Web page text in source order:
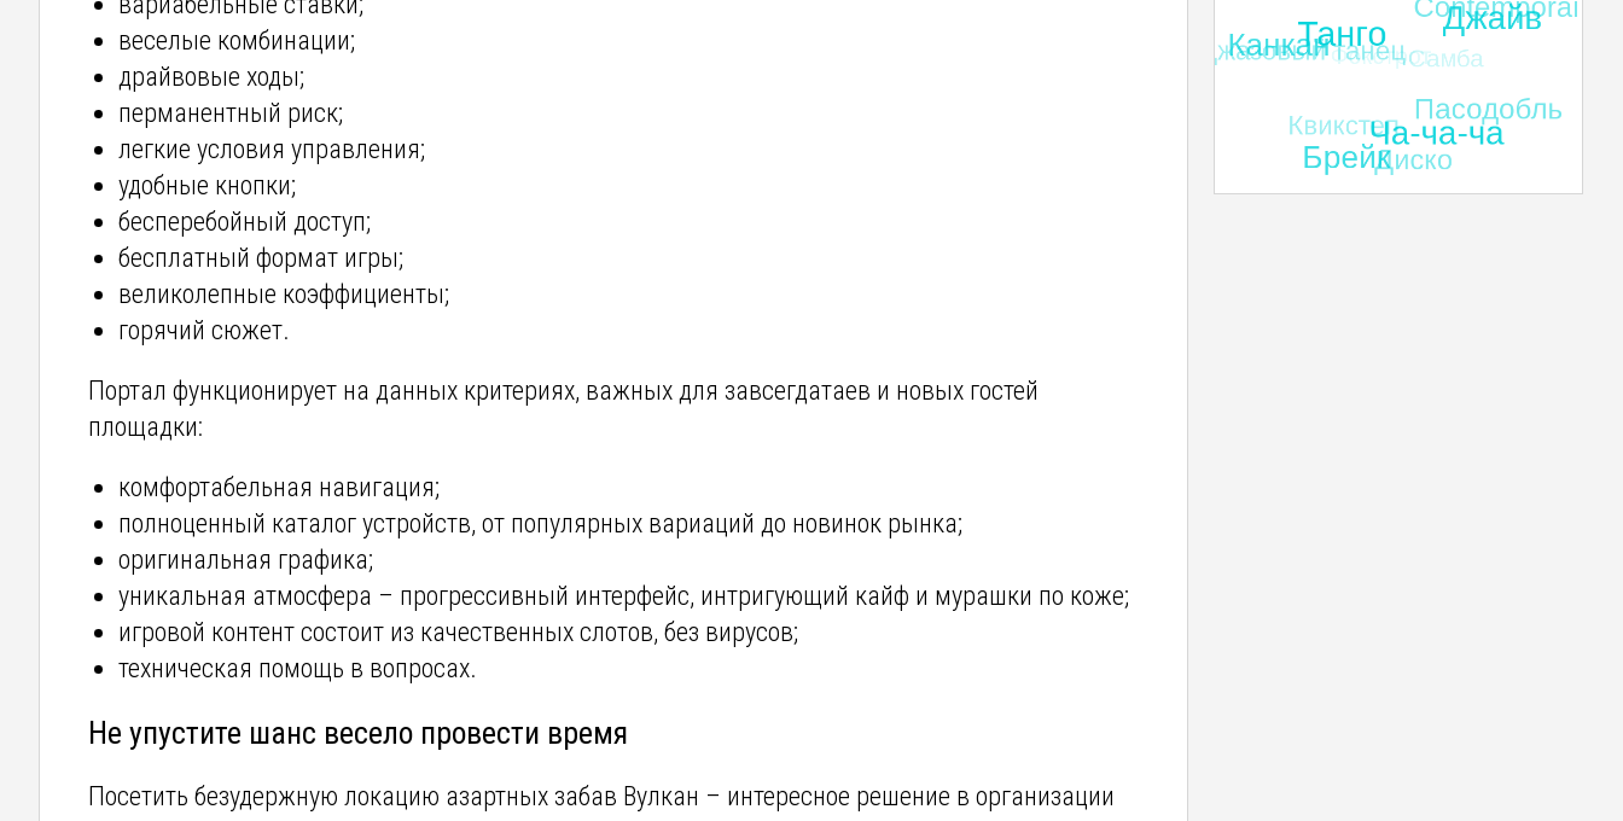
веселые комбинации;
драйвовые ходы;
перманентный риск;
легкие условия управления;
удобные кнопки;
бесперебойный доступ;
бесплатный формат игры;
великолепные коэффициенты;
горячий сюжет.
Портал функционирует на данных критериях, важных для завсегдатаев и новых гостей
площадки:
комфортабельная навигация;
полноценный каталог устройств, от популярных вариаций до новинок рынка;
оригинальная графика;
уникальная атмосфера – прогрессивный интерфейс, интригующий кайф и мурашки по коже;
игровой контент состоит из качественных слотов, без вирусов;
техническая помощь в вопросах.
Не упустите шанс весело провести время
Посетить безудержную локацию азартных забав Вулкан – интересное решение в организации